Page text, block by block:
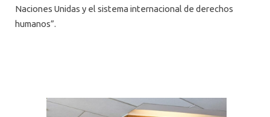
Naciones Unidas y el sistema internacional de derechos
humanos”.